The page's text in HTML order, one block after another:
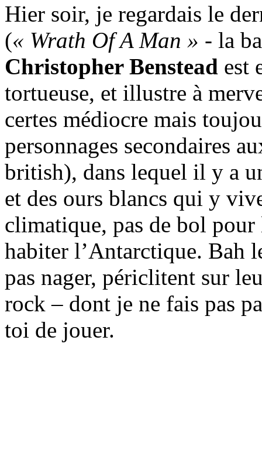
Hier soir, je regardais le
(« Wrath Of A Man » - la
Christopher Benstead est
tortueuse, et illustre à
certes médiocre mais
personnages secondaires
british), dans lequel il y a
et des ours blancs qui y
climatique, pas de bol
habiter l’Antarctique. Bah
pas nager, périclitent sur
rock – dont je ne fais pas
toi de jouer.